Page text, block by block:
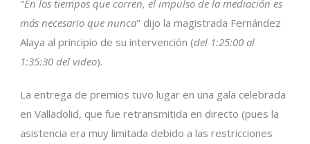
"En los tiempos que corren, el impulso de la mediación es
más necesario que nunca" dijo la magistrada Fernández
Alaya al principio de su intervención (del 1:25:00 al
1:35:30 del video).
La entrega de premios tuvo lugar en una gala celebrada
en Valladolid, que fue retransmitida en directo (pues la
asistencia era muy limitada debido a las restricciones